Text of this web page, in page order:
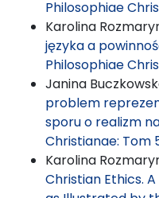
Philosophiae
Karolina
języka a
Philosophiae
Janina
problem
sporu o realizm
Christianae: Tom
Karolina
Christian Ethics.